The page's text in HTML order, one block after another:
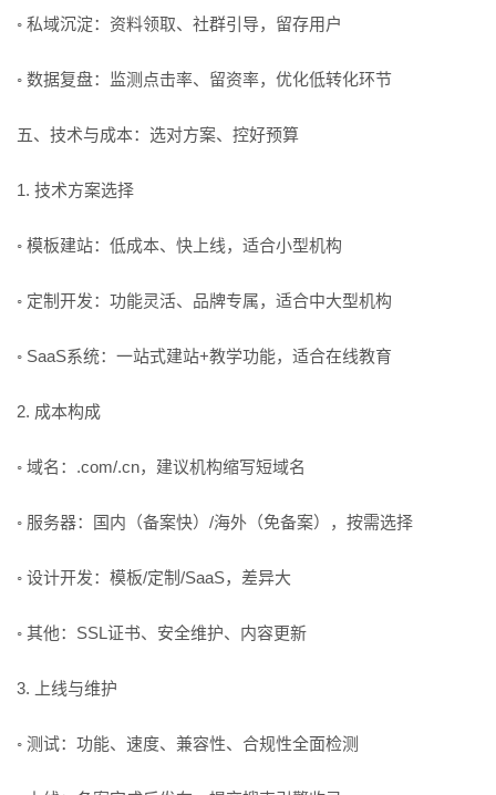
◦ 私域沉淀：资料领取、社群引导，留存用户
◦ 数据复盘：监测点击率、留资率，优化低转化环节
五、技术与成本：选对方案、控好预算
1. 技术方案选择
◦ 模板建站：低成本、快上线，适合小型机构
◦ 定制开发：功能灵活、品牌专属，适合中大型机构
◦ SaaS系统：一站式建站+教学功能，适合在线教育
2. 成本构成
◦ 域名：.com/.cn，建议机构缩写短域名
◦ 服务器：国内（备案快）/海外（免备案），按需选择
◦ 设计开发：模板/定制/SaaS，差异大
◦ 其他：SSL证书、安全维护、内容更新
3. 上线与维护
◦ 测试：功能、速度、兼容性、合规性全面检测